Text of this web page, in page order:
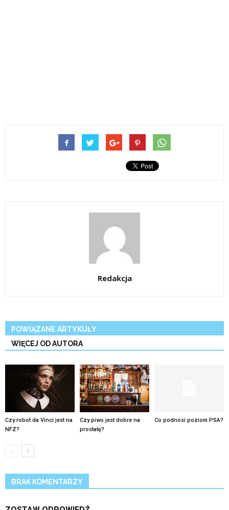
Redakcja
POWIĄZANE ARTYKUŁY
WIĘCEJ OD AUTORA
Czy robot da Vinci jest na
NFZ?
Czy piwo jest dobre na
prostatę?
Co podnosi poziom PSA?
BRAK KOMENTARZY